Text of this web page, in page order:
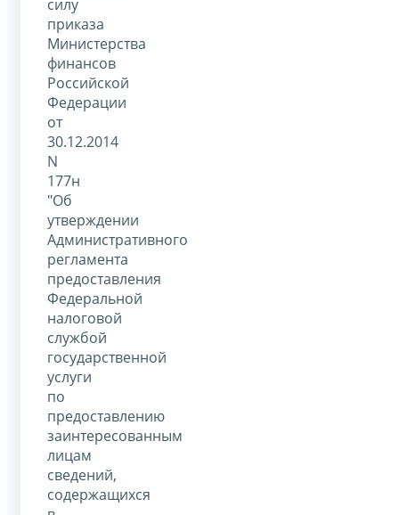
силу
приказа
Министерства
финансов
Российской
Федерации
от
30.12.2014
N
177н
"Об
утверждении
Административного
регламента
предоставления
Федеральной
налоговой
службой
государственной
услуги
по
предоставлению
заинтересованным
лицам
сведений,
содержащихся